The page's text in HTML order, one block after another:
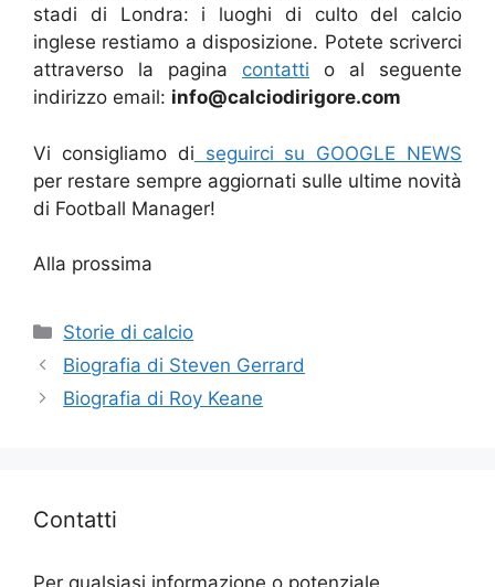
stadi di Londra: i luoghi di culto del calcio
inglese restiamo a disposizione. Potete scriverci
attraverso la pagina contatti o al seguente
indirizzo email: info@calciodirigore.com
Vi consigliamo di seguirci su GOOGLE NEWS
per restare sempre aggiornati sulle ultime novità
di Football Manager!
Alla prossima
Categorie
Storie di calcio
Biografia di Steven Gerrard
Biografia di Roy Keane
Contatti